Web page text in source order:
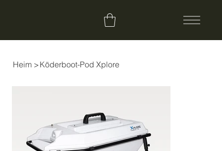
Heim >Köderboot-Pod Xplore